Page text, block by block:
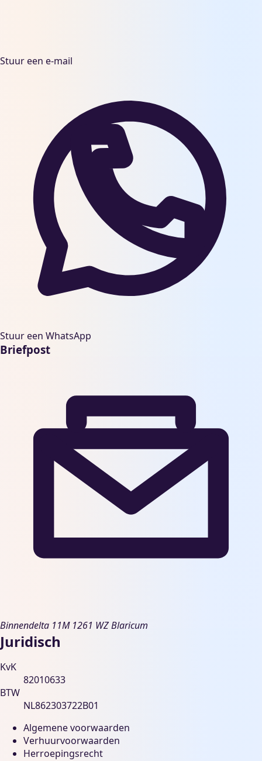
Stuur een e-mail
Stuur een WhatsApp
Briefpost
Binnendelta 11M 1261 WZ Blaricum
Juridisch
KvK
82010633
BTW
NL862303722B01
Algemene voorwaarden
Verhuurvoorwaarden
Herroepingsrecht